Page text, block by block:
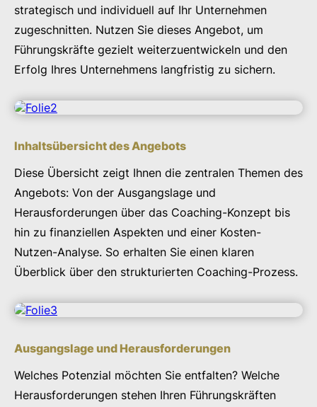
strategisch und individuell auf Ihr Unternehmen
zugeschnitten. Nutzen Sie dieses Angebot, um
Führungskräfte gezielt weiterzuentwickeln und den
Erfolg Ihres Unternehmens langfristig zu sichern.
Inhaltsübersicht des Angebots
Diese Übersicht zeigt Ihnen die zentralen Themen des
Angebots: Von der Ausgangslage und
Herausforderungen über das Coaching-Konzept bis
hin zu finanziellen Aspekten und einer Kosten-
Nutzen-Analyse. So erhalten Sie einen klaren
Überblick über den strukturierten Coaching-Prozess.
Ausgangslage und Herausforderungen
Welches Potenzial möchten Sie entfalten? Welche
Herausforderungen stehen Ihren Führungskräften